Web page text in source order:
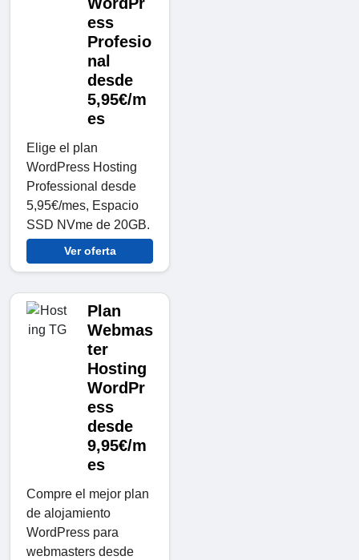
ess
Profesio
nal
desde
5,95€/m
es
Elige el plan
WordPress Hosting
Professional desde
5,95€/mes, Espacio
SSD NVme de 20GB.
Ver oferta
Plan
Webmas
ter
Hosting
WordPr
ess
desde
9,95€/m
es
Compre el mejor plan
de alojamiento
WordPress para
webmasters desde